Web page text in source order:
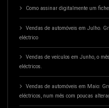
Como assinar digitalmente um
Vendas de automóveis em Julho.
eléctrico
Vendas de veículos em Junho, o
eléctricos.
Vendas de automóveis em Maio:
eléctricos, num mês com poucas